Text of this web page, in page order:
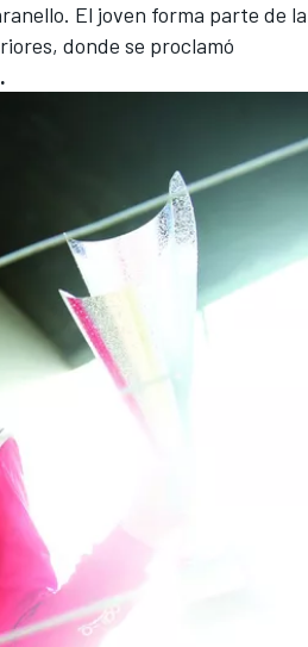
El joven forma parte de la
donde se proclamó